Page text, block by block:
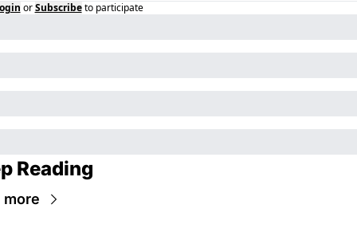
or Subscribe to participate
Reading